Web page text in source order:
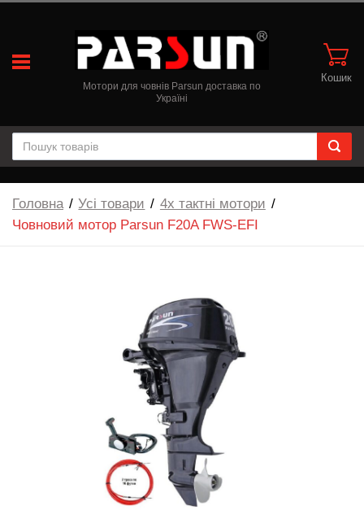
Мотори для човнів Parsun доставка по
Україні
Кошик
Головна Усі товари
4х тактні мотори
Човновий мотор Parsun F20A FWS-EFI